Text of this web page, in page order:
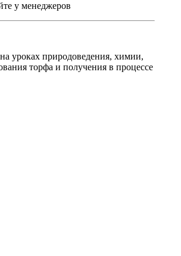
у менеджеров
уроках природоведения, химии,
торфа и получения в процессе